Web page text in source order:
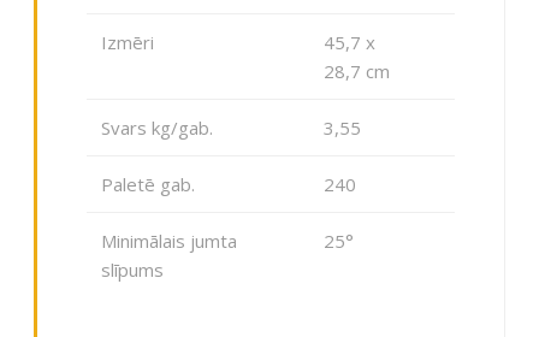
Izmēri
45,7 x
28,7 сm
Svars kg/gab. 3,55
Paletē gab. 240
Minimālais jumta
slīpums
25°